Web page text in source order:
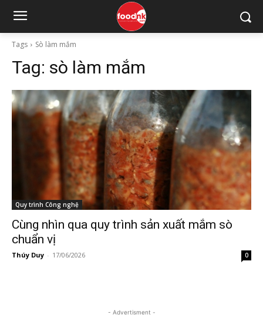
Tags Sò làm mắm
Tag: sò làm mắm
Quy trình Công nghệ
Cùng nhìn qua quy trình sản xuất mắm sò
chuẩn vị
Thúy Duy - 17/06/2026 0
- Advertisment -